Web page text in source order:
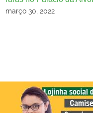
março 30, 2022